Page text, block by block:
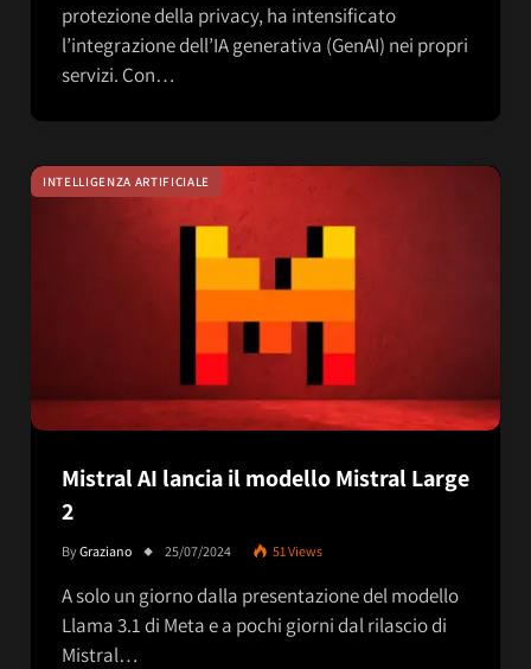
protezione della privacy, ha intensificato
l’integrazione dell’IA generativa (GenAI) nei propri
servizi. Con…
INTELLIGENZA ARTIFICIALE
Mistral AI lancia il modello Mistral Large
2
ByGraziano 25/07/2024 51 Views
A solo un giorno dalla presentazione del modello
Llama 3.1 di Meta e a pochi giorni dal rilascio di
Mistral…